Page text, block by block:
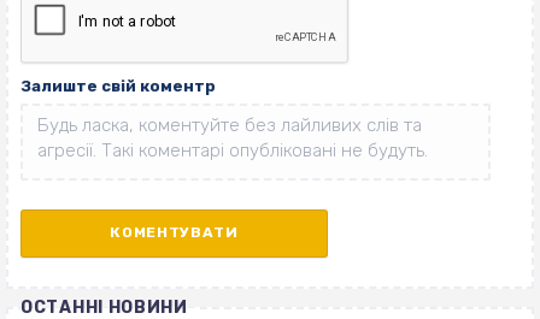
Залиште свій коментр
ОСТАННІ НОВИНИ